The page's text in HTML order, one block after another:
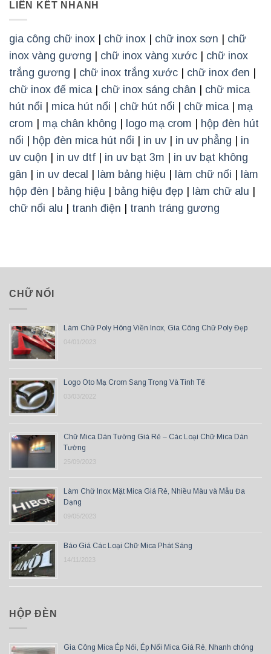
LIÊN KẾT NHANH
gia công chữ inox chữ inox chữ inox sơn
chữ
inox vàng gương
chữ inox vàng xước
chữ inox
trắng gương
chữ inox trắng xước chữ inox đen
chữ inox đế mica| chữ inox sáng chân
chữ mica
hút nổi
mica hút nổi chữ hút nổi chữ mica| mạ
crom
mạ chân không logo mạ crom
hộp đèn hút
nổi
hộp đèn mica hút nổi in uv in uv phẳng
in
uv cuộn
in uv dtf in uv bạt 3m
in uv bạt không
gân
in uv decal làm bảng hiệu làm chữ nổi
làm
hộp đèn
bảng hiệu bảng hiệu đẹp làm chữ alu
chữ nổi alu
tranh điện tranh tráng gương
CHỮ NỔI
Làm Chữ Poly Hông Viền Inox, Gia Công Chữ Poly Đẹp
04/01/2023
Logo Oto Mạ Crom Sang Trọng Và Tinh Tế
03/03/2022
Chữ Mica Dán Tường Giá Rẻ – Các Loại Chữ Mica Dán
Tường
25/09/2023
Làm Chữ Inox Mặt Mica Giá Rẻ, Nhiều Màu và Mẫu Đa
Dạng
09/05/2023
Báo Giá Các Loại Chữ Mica Phát Sáng
14/11/2023
HỘP ĐÈN
Gia Công Mica Ép Nổi, Ép Nổi Mica Giá Rẻ, Nhanh chóng